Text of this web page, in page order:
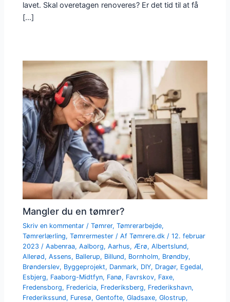
lavet. Skal overetagen renoveres? Er det tid til at få
[…]
Mangler du en tømrer?
Skriv en kommentar /Tømrer,Tømrerarbejde,
Tømrerlærling,Tømrermester / AfTømrere.dk /12. februar
2023 /Aabenraa,Aalborg,Aarhus, Ærø,Albertslund,
Allerød,Assens, Ballerup, Billund, Bornholm, Brøndby,
Brønderslev, Byggeprojekt, Danmark, DIY, Dragør, Egedal,
Esbjerg, Faaborg-Midtfyn, Fanø, Favrskov, Faxe,
Fredensborg, Fredericia, Frederiksberg, Frederikshavn,
Frederikssund, Furesø,Gentofte,Gladsaxe,Glostrup,